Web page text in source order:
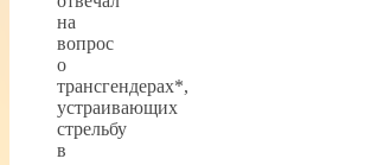
на
вопрос
о
трансгендерах*,
устраивающих
стрельбу
в